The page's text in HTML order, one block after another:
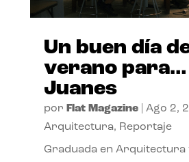
Un buen día
verano para…
Juanes
por Flat Magazine| Ago 2,
Arquitectura, Reportaje
Graduada en Arquitectura